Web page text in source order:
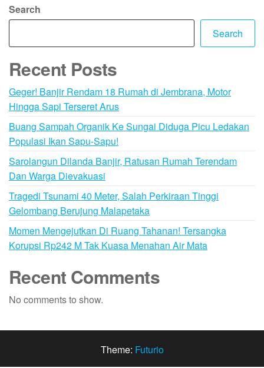
Search
Search
Recent Posts
Geger! Banjir Rendam 18 Rumah di Jembrana, Motor
Hingga Sapi Terseret Arus
Buang Sampah Organik Ke Sungai Diduga Picu Ledakan
Populasi Ikan Sapu-Sapu!
Sarolangun Dilanda Banjir, Ratusan Rumah Terendam
Dan Warga Dievakuasi
Tragedi Tsunami 40 Meter, Salah Perkiraan Tinggi
Gelombang Berujung Malapetaka
Momen Mengejutkan Di Ruang Tahanan! Tersangka
Korupsi Rp242 M Tak Kuasa Menahan Air Mata
Recent Comments
No comments to show.
Theme: Futurio